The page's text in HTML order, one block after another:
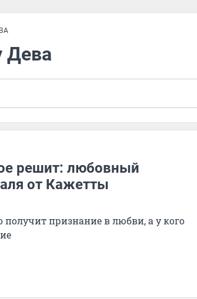
Дева
решит: любовный
от Кажетты
получит признание в любви, а у кого